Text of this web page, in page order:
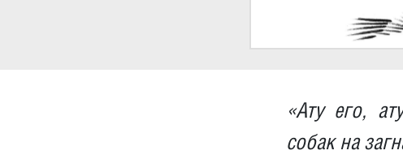
«Ату его,
собак на